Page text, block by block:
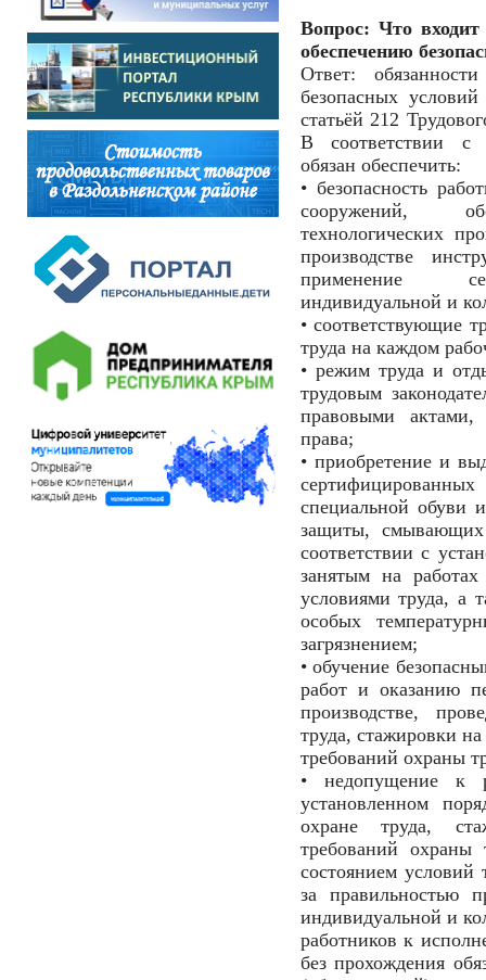
Вопрос: Что входит
обеспечению
Ответ:
безопасных
статьёй 212
В соответствии с
обязан обеспечить:
• безопасность
сооружений,
технологических
производстве
применение
индивидуальной и
• соответствующие
труда на каждом
• режим труда и
трудовым
правовыми
права;
• приобретение и
специальной обуви
защиты,
соответствии с
занятым на
условиями труда, а
особых
загрязнением;
• обучение
работ и оказанию
производстве,
труда, стажировки
требований охраны
• недопущение к
установленном
охране труда,
требований охраны
состоянием условий
за правильностью
индивидуальной и
работников к
без прохождения